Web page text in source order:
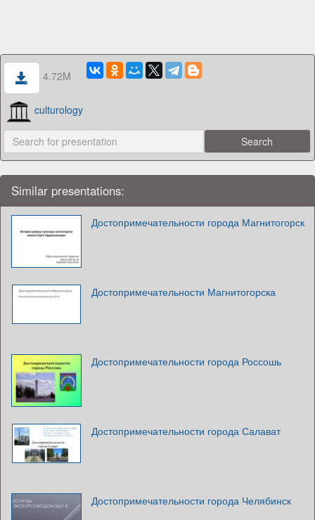
4.72M
culturology
Similar presentations:
Достопримечательности города Магнитогорск
Достопримечательности Магнитогорска
Достопримечательности города Россошь
Достопримечательности города Салават
Достопримечательности города Челябинск